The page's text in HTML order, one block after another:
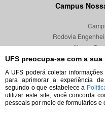
UFS preocupa-se com a
A UFS poderá coletar
para aprimorar a experiência
segundo o que estabelece a
utilizar este site, você concorda
pessoais por meio de formulários e
Campus
Rodovia
Nossa